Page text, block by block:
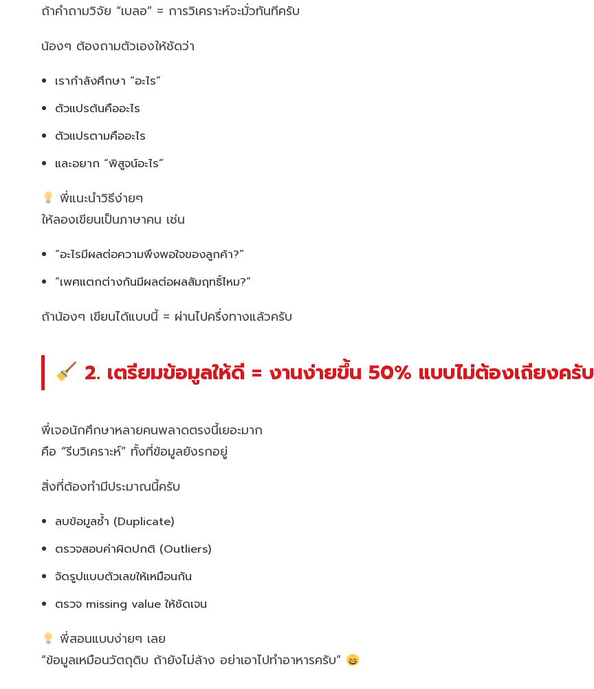
ถ้าคำถามวิจัย “เบลอ” = การวิเคราะห์จะมั่วทันทีครับ
น้องๆ ต้องถามตัวเองให้ชัดว่า
เรากำลังศึกษา “อะไร”
ตัวแปรต้นคืออะไร
ตัวแปรตามคืออะไร
และอยาก “พิสูจน์อะไร”
พี่แนะนำวิธีง่ายๆ
ให้ลองเขียนเป็นภาษาคน เช่น
“อะไรมีผลต่อความพึงพอใจของลูกค้า?”
“เพศแตกต่างกันมีผลต่อผลสัมฤทธิ์ไหม?”
ถ้าน้องๆ เขียนได้แบบนี้ = ผ่านไปครึ่งทางแล้วครับ
2. เตรียมข้อมูลให้ดี = งานง่ายขึ้น 50% แบบไม่ต้องเถียงครับ
พี่เจอนักศึกษาหลายคนพลาดตรงนี้เยอะมาก
คือ “รีบวิเคราะห์” ทั้งที่ข้อมูลยังรกอยู่
สิ่งที่ต้องทำมีประมาณนี้ครับ
ลบข้อมูลซ้ำ (Duplicate)
ตรวจสอบค่าผิดปกติ (Outliers)
จัดรูปแบบตัวเลขให้เหมือนกัน
ตรวจ missing value ให้ชัดเจน
พี่สอนแบบง่ายๆ เลย
“ข้อมูลเหมือนวัตถุดิบ ถ้ายังไม่ล้าง อย่าเอาไปทำอาหารครับ”